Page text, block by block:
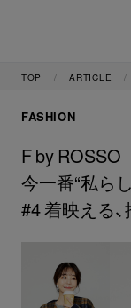
TOP ARTICLE
FASHION
F by ROSSO
今一番“私ら
#4 着映える